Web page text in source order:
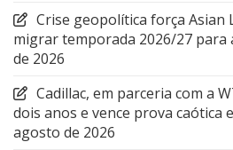
Crise geopolítica força Asian
migrar temporada 2026/27 para
de 2026
Cadillac, em parceria com a
dois anos e vence prova caótica
agosto de 2026